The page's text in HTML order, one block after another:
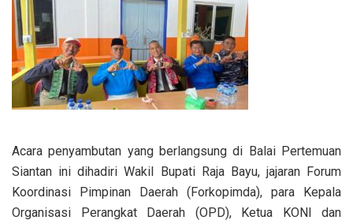
Acara penyambutan yang berlangsung di Balai Pertemuan
Siantan ini dihadiri Wakil Bupati Raja Bayu, jajaran Forum
Koordinasi Pimpinan Daerah (Forkopimda), para Kepala
Organisasi Perangkat Daerah (OPD), Ketua KONI dan